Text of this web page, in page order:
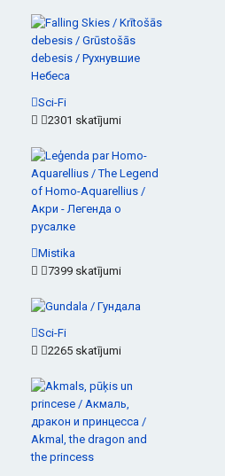
Sci-Fi
2301 skatījumi
Mistika
7399 skatījumi
Sci-Fi
2265 skatījumi